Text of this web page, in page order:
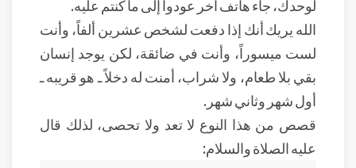
لوحدك، جاء هاتف آخر عودوا إلى ما كنتم عليه.
الله يريك أنك إذا دفعت لشخص عشرين ألفاً، وأنت
لست ميسوراً، وأنت في ضائقة، لكن يوجد إنسان
بقي بلا طعام، ولا شراب، أمنت له دخلاً ـ هو قريبه ـ
أول شهر وثاني شهر.
قصص من هذا النوع لا تعد ولا تحصى، لذلك قال
عليه الصلاة والسلام: